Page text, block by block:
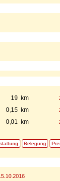
19 km
0,15 km
0,01 km
Belegung